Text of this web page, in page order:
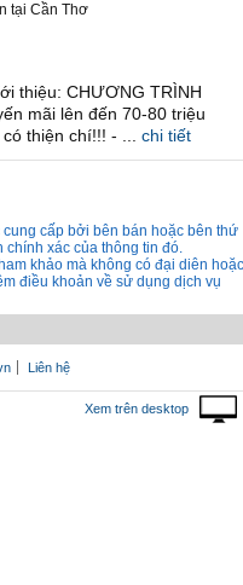
tại Cần Thơ
thiệu: CHƯƠNG TRÌNH
mãi lên đến 70-80 triệu
thiện chí!!! - ...
chi tiết
cấp bởi bên bán hoặc bên thứ
chính xác của thông tin đó.
khảo mà không có đại diên hoặc
điều khoản về sử dụng dịch vụ
Liên hệ
Xem trên desktop